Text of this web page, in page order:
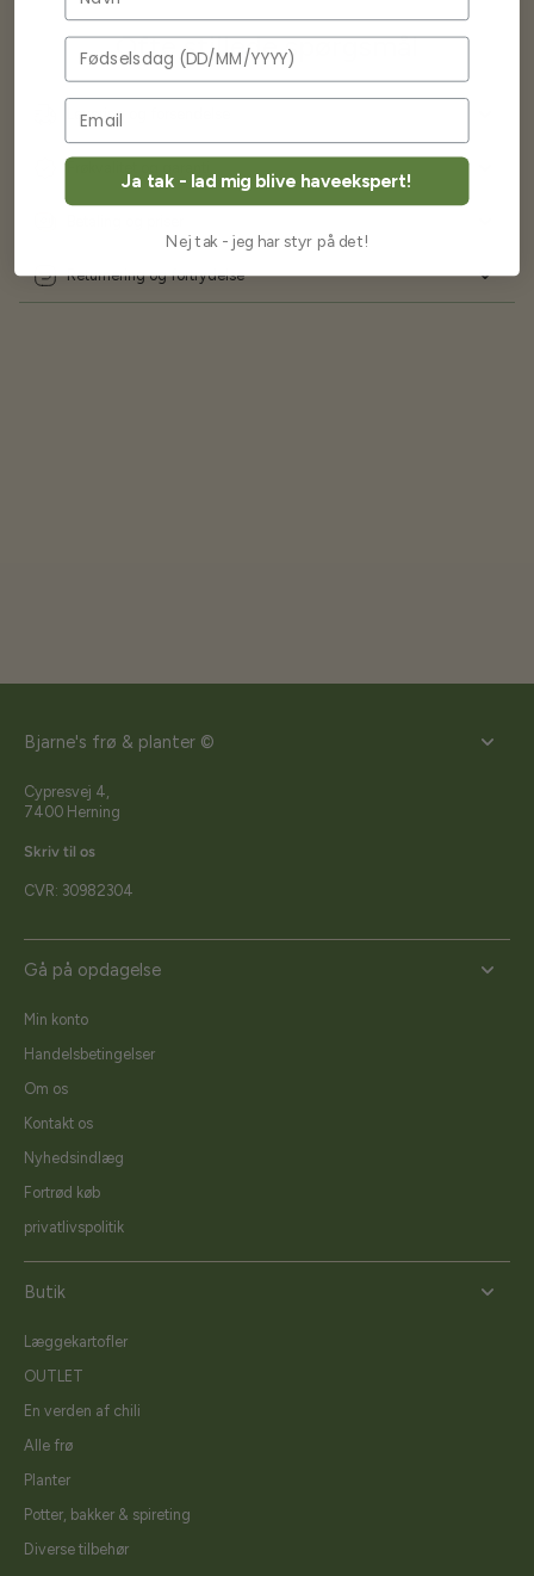
Ofte stillede spørgsmål
Levering og forsendelse
Returnering og fortrydelse
Bjarne's frø & planter ©
Cypresvej 4,
7400 Herning
Skriv til os
CVR: 30982304
Gå på opdagelse
Min konto
Handelsbetingelser
Om os
Kontakt os
Nyhedsindlæg
Fortrød køb
privatlivspolitik
Butik
Læggekartofler
OUTLET
En verden af chili
Alle frø
Planter
Potter, bakker & spireting
Diverse tilbehør
Fødselsdag
Ja tak - lad mig blive haveekspert!
Nej tak - jeg har styr på det!